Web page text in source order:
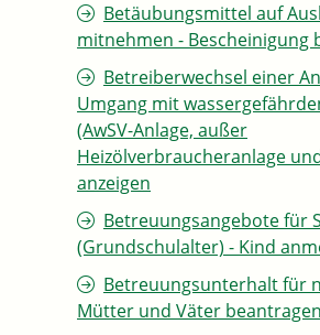
Betäubungsmittel auf
mitnehmen - Bescheinigung
Betreiberwechsel einer
Umgang mit
(AwSV-Anlage, außer
Heizölverbraucheranlage und
anzeigen
Betreuungsangebote für
(Grundschulalter) - Kind
Betreuungsunterhalt für
Mütter und Väter beantragen